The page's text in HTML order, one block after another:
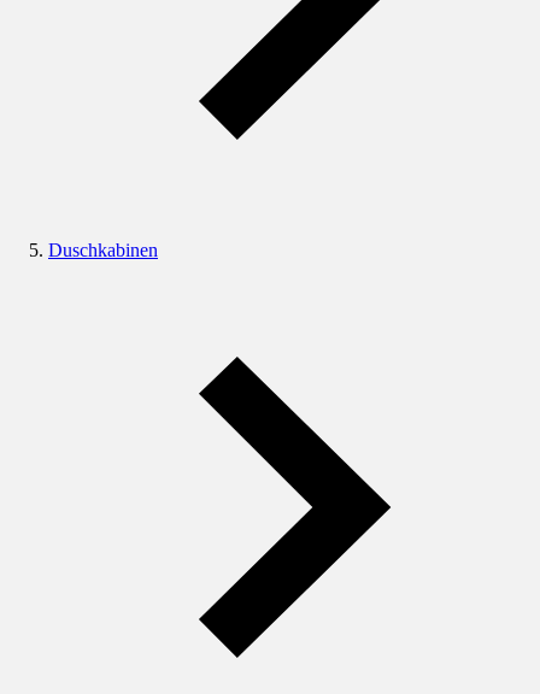
Duschkabinen